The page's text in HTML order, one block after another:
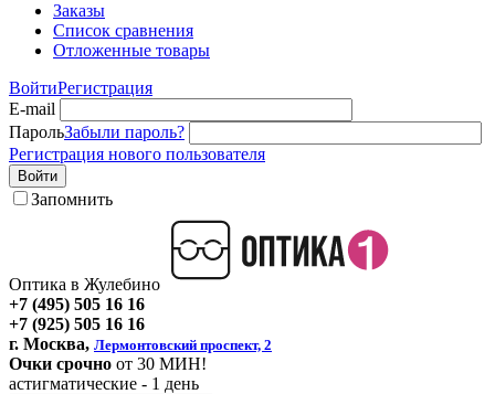
Заказы
Список сравнения
Отложенные товары
ВойтиРегистрация
E-mail
ПарольЗабыли пароль?
Регистрация нового пользователя
Войти
Запомнить
Оптика в Жулебино
+7 (495) 505 16 16
+7 (925) 505 16 16
г. Москва, Лермонтовский проспект, 2
Очки срочно от 30 МИН!
астигматические - 1 день